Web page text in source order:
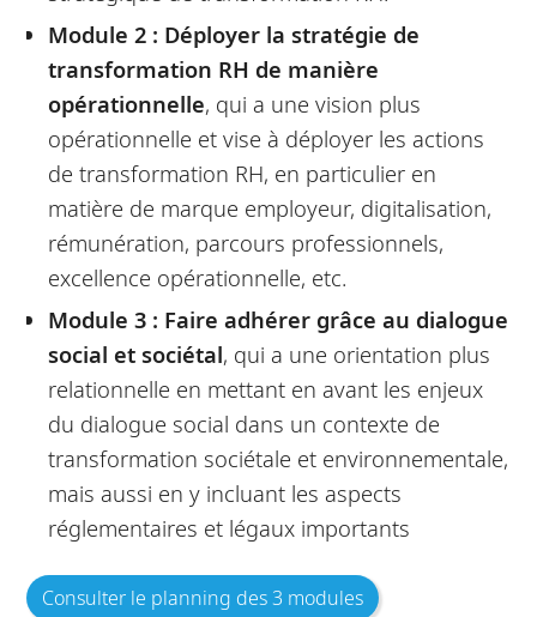
Module 2 : Déployer la stratégie de
transformation RH de manière
opérationnelle, qui a une vision plus
opérationnelle et vise à déployer les actions
de transformation RH, en particulier en
matière de marque employeur, digitalisation,
rémunération, parcours professionnels,
excellence opérationnelle, etc.
Module 3 : Faire adhérer grâce au dialogue
social et sociétal, qui a une orientation plus
relationnelle en mettant en avant les enjeux
du dialogue social dans un contexte de
transformation sociétale et environnementale,
mais aussi en y incluant les aspects
réglementaires et légaux importants
Consulter le planning des 3 modules